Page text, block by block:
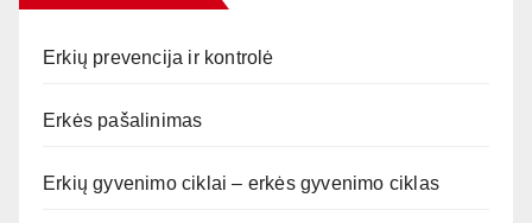
Erkių prevencija ir kontrolė
Erkės pašalinimas
Erkių gyvenimo ciklai – erkės gyvenimo ciklas